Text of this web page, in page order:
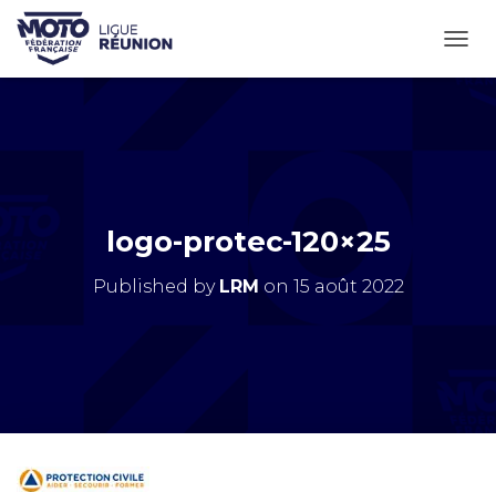
logo-protec-120×25
Published by LRM on 15 août 2022